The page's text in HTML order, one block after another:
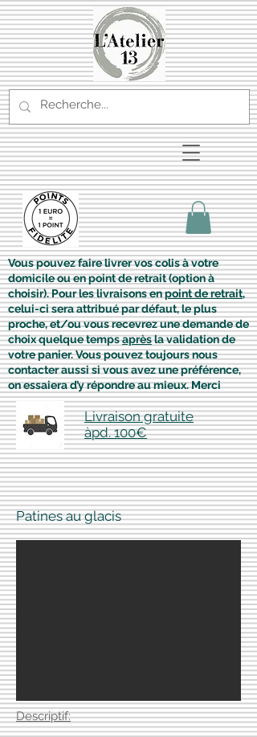
Vous pouvez faire livrer vos colis à votre
domicile ou en point de retrait (option à
choisir). Pour les livraisons enpoint de retrait,
celui-ci sera attribué par défaut, le plus
proche, et/ou vous recevrez une demande de
choix quelque tempsaprèsla validation de
votre panier. Vous pouvez toujours nous
contacter aussi si vous avez une préférence,
on essaiera d’y répondre au mieux. Merci
Livraison gratuite
àpd. 100€
Patines au glacis
Descriptif: